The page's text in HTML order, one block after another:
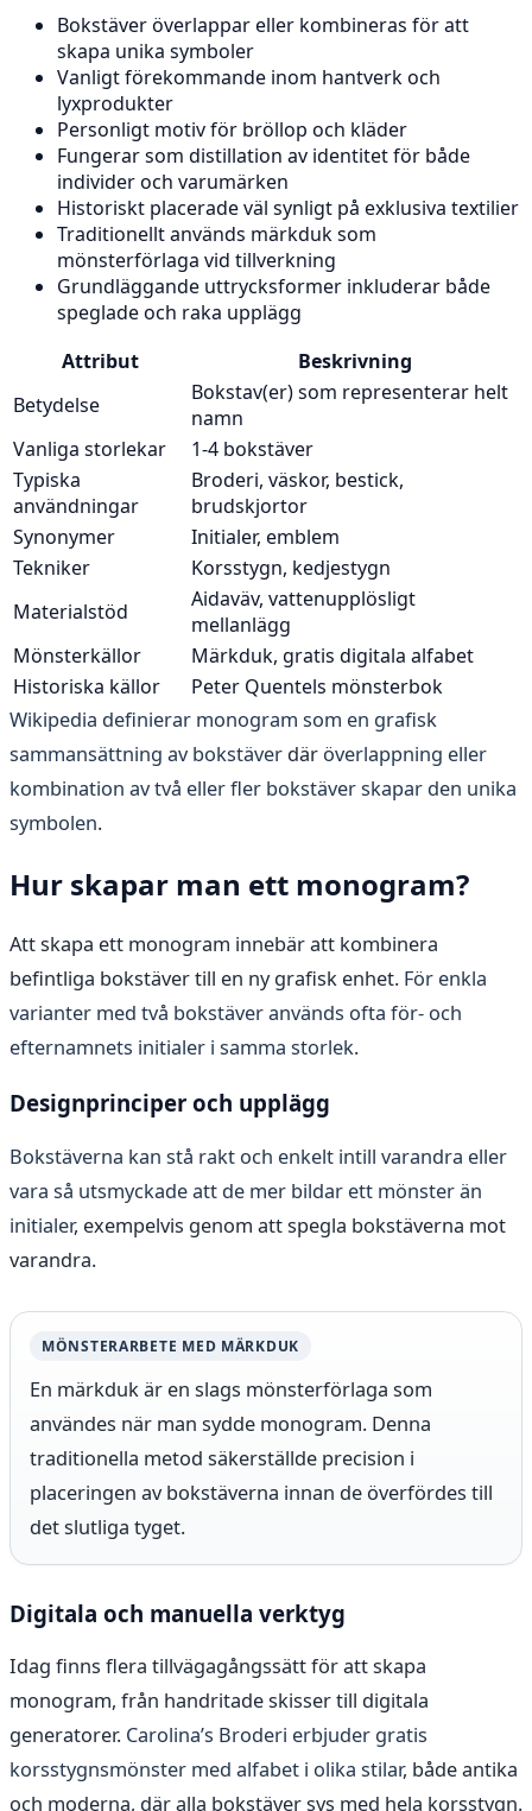
Bokstäver överlappar eller kombineras för att
skapa unika symboler
Vanligt förekommande inom hantverk och
lyxprodukter
Personligt motiv för bröllop och kläder
Fungerar som distillation av identitet för både
individer och varumärken
Historiskt placerade väl synligt på exklusiva textilier
Traditionellt används märkduk som
mönsterförlaga vid tillverkning
Grundläggande uttrycksformer inkluderar både
speglade och raka upplägg
Attribut
Beskrivning
Betydelse
Bokstav(er) som representerar helt
namn
Vanliga storlekar
1-4 bokstäver
Typiska
användningar
Broderi, väskor, bestick,
brudskjortor
Synonymer
Initialer, emblem
Tekniker
Korsstygn, kedjestygn
Materialstöd
Aidaväv, vattenupplösligt
mellanlägg
Mönsterkällor
Märkduk, gratis digitala alfabet
Historiska källor
Peter Quentels mönsterbok
Wikipedia definierar monogram som en grafisk
sammansättning av bokstäver där överlappning eller
kombination av två eller fler bokstäver skapar den unika
symbolen.
Hur skapar man ett monogram?
Att skapa ett monogram innebär att kombinera
befintliga bokstäver till en ny grafisk enhet. För enkla
varianter med två bokstäver används ofta för- och
efternamnets initialer i samma storlek.
Designprinciper och upplägg
Bokstäverna kan stå rakt och enkelt intill varandra eller
vara så utsmyckade att de mer bildar ett mönster än
initialer, exempelvis genom att spegla bokstäverna mot
varandra.
MÖNSTERARBETE MED MÄRKDUK
En märkduk är en slags mönsterförlaga som
användes när man sydde monogram. Denna
traditionella metod säkerställde precision i
placeringen av bokstäverna innan de överfördes till
det slutliga tyget.
Digitala och manuella verktyg
Idag finns flera tillvägagångssätt för att skapa
monogram, från handritade skisser till digitala
generatorer. Carolina’s Broderi erbjuder gratis
korsstygnsmönster med alfabet i olika stilar, både antika
och moderna, där alla bokstäver sys med hela korsstygn.